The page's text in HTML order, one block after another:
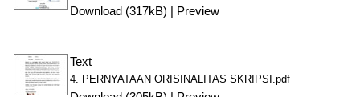
Download (317kB) Preview
Text
4. PERNYATAAN ORISINALITAS SKRIPSI.pdf